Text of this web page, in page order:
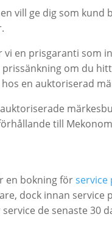
vill ge dig som kund
en prisgaranti som
om du
en auktoriserad
till
en bokning förservice
dock innan service
de senaste 30